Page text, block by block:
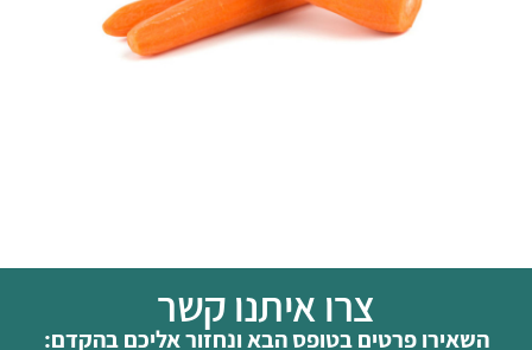
צרו איתנו קשר
השאירו פרטים בטופס הבא ונחזור אליכם בהקדם: